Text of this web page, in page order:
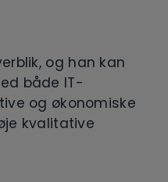
og han kan
både IT-
og økonomiske
kvalitative